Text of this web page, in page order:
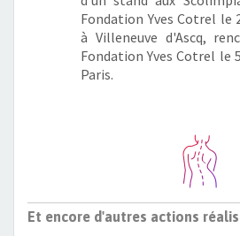
Fondation Yves Cotrel le
à Villeneuve d'Ascq,
Fondation Yves Cotrel le
Paris.
Et encore d'autres actions